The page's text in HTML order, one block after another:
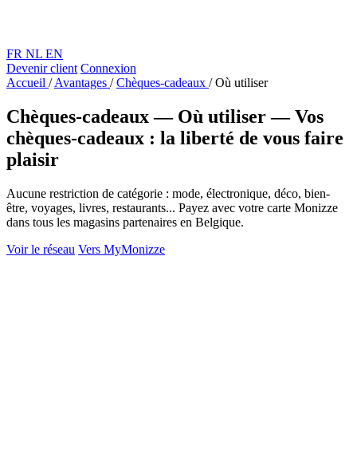
FR NL EN
Devenir client Connexion
Accueil / Avantages / Chèques-cadeaux / Où utiliser
Chèques-cadeaux — Où utiliser —Vos
chèques-cadeaux : la liberté de vous faire
plaisir
Aucune restriction de catégorie : mode, électronique, déco, bien-
être, voyages, livres, restaurants... Payez avec votre carte Monizze
dans tous les magasins partenaires en Belgique.
Voir le réseau Vers MyMonizze